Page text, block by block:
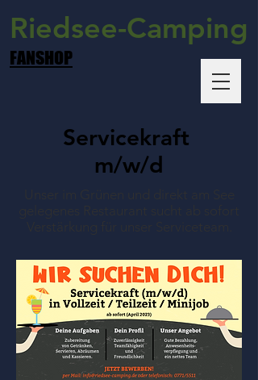
FANSHOP
Riedsee-Camping
Servicekraft
m/w/d